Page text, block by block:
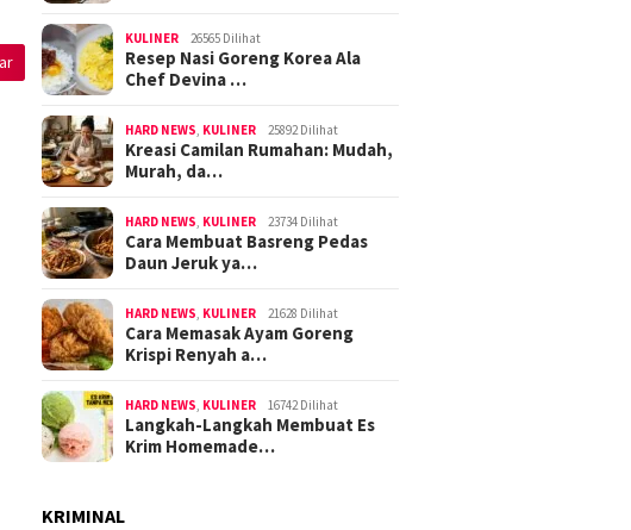
KULINER 26565 Dilihat
Resep Nasi Goreng Korea Ala
Chef Devina …
HARD NEWS KULINER 25892 Dilihat
Kreasi Camilan Rumahan: Mudah,
Murah, da…
HARD NEWS KULINER 23734 Dilihat
Cara Membuat Basreng Pedas
Daun Jeruk ya…
HARD NEWS KULINER 21628 Dilihat
Cara Memasak Ayam Goreng
Krispi Renyah a…
HARD NEWS KULINER 16742 Dilihat
Langkah-Langkah Membuat Es
Krim Homemade…
KRIMINAL